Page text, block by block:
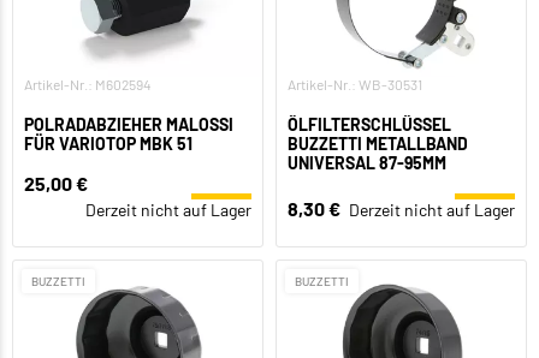
Artikel-Nr.: M602594
POLRADABZIEHER MALOSSI
FÜR VARIOTOP MBK 51
25,00 €
Derzeit nicht auf Lager
Artikel-Nr.: WB-30531
ÖLFILTERSCHLÜSSEL
BUZZETTI METALLBAND
UNIVERSAL 87-95MM
8,30 € Derzeit nicht auf Lager
BUZZETTI BUZZETTI